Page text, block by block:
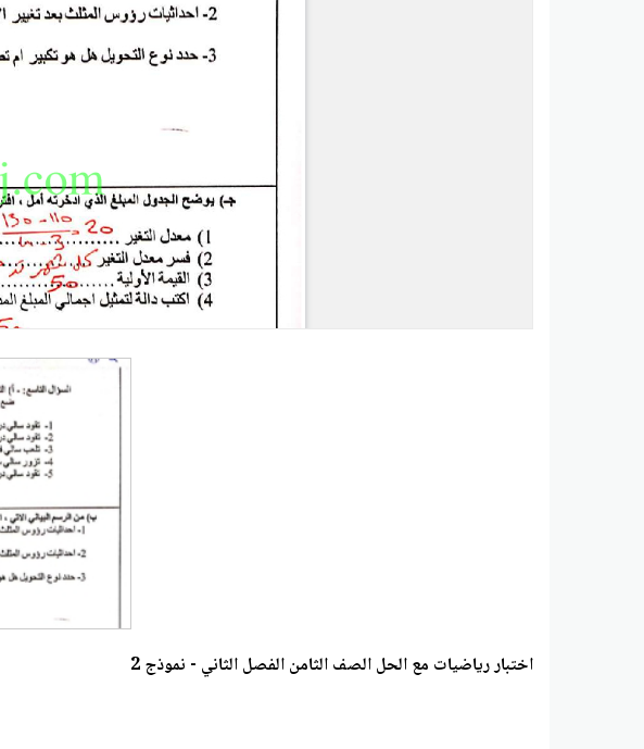
اختبار رياضيات مع الحل الصف الثامن الفصل الثاني - نموذج 2